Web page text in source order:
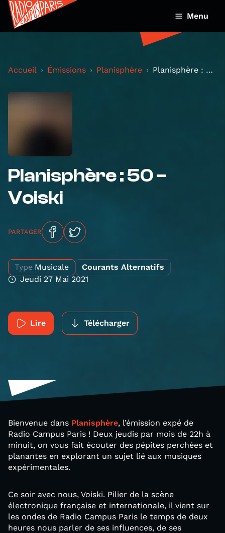
Menu
Accueil Émissions Planisphère Planisphère : 50 – Voiski
Planisphère : 50 –
Voiski
PARTAGER
Type Musicale
Courants Alternatifs
Jeudi 27 Mai 2021
Lire Télécharger
Bienvenue dans Planisphère, l’émission expé de
Radio Campus Paris ! Deux jeudis par mois de 22h à
minuit, on vous fait écouter des pépites perchées et
planantes en explorant un sujet lié aux musiques
expérimentales.
Ce soir avec nous, Voiski. Pilier de la scène
électronique française et internationale, il vient sur
les ondes de Radio Campus Paris le temps de deux
heures nous parler de ses influences, de ses